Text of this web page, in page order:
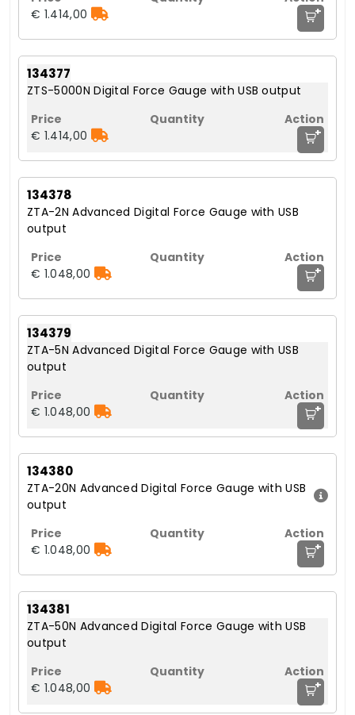
€ 1.414,00 +
134377
ZTS-5000N Digital Force Gauge with USB output
€ 1.414,00 +
134378
ZTA-2N Advanced Digital Force Gauge with USB
output
€ 1.048,00 +
134379
ZTA-5N Advanced Digital Force Gauge with USB
output
€ 1.048,00 +
134380
ZTA-20N Advanced Digital Force Gauge with USB
output
€ 1.048,00 +
134381
ZTA-50N Advanced Digital Force Gauge with USB
output
€ 1.048,00 +